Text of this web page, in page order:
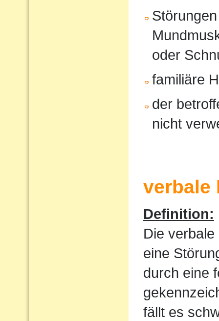
oder
familiäre
der
nicht
verbale
Definition:
Die
eine
durch eine
fällt es